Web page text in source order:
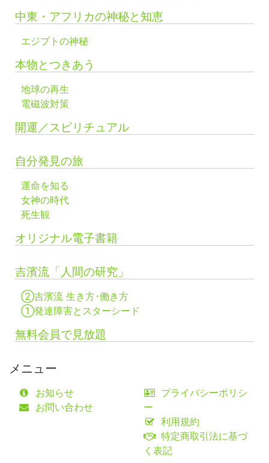
中東・アフリカの神秘と知恵
エジプトの神秘
本物とつきあう
地球の再生
電磁波対策
開運／スピリチュアル
自分発見の旅
運命を知る
女神の時代
死生観
オリジナル電子書籍
吉濱流「人間の研究」
②吉濱流 生き方･働き方
①発達障害とスターシード
無料会員で見放題
メニュー
お知らせ
お問い合わせ
プライバシーポリシ
ー
利用規約
特定商取引法に基づ
く表記